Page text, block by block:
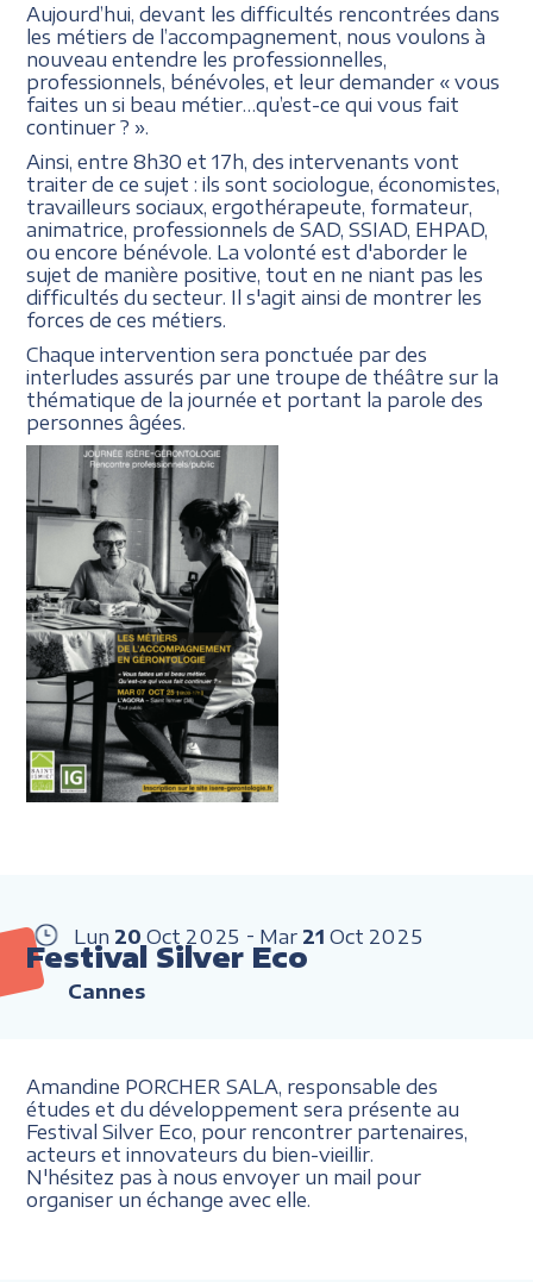
Aujourd’hui, devant les difficultés rencontrées dans
les métiers de l’accompagnement, nous voulons à
nouveau entendre les professionnelles,
professionnels, bénévoles, et leur demander « vous
faites un si beau métier…qu’est-ce qui vous fait
continuer ? ».
Ainsi, entre 8h30 et 17h, des intervenants vont
traiter de ce sujet : ils sont sociologue, économistes,
travailleurs sociaux, ergothérapeute, formateur,
animatrice, professionnels de SAD, SSIAD, EHPAD,
ou encore bénévole. La volonté est d'aborder le
sujet de manière positive, tout en ne niant pas les
difficultés du secteur. Il s'agit ainsi de montrer les
forces de ces métiers.
Chaque intervention sera ponctuée par des
interludes assurés par une troupe de théâtre sur la
thématique de la journée et portant la parole des
personnes âgées.
Lun 20 Oct 2025 Mar 21 Oct 2025
Festival Silver Eco
Cannes
Amandine PORCHER SALA, responsable des
études et du développement sera présente au
Festival Silver Eco, pour rencontrer partenaires,
acteurs et innovateurs du bien-vieillir.
N'hésitez pas à nous envoyer un mail pour
organiser un échange avec elle.